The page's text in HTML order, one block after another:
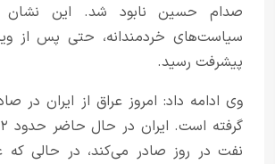
صدام حسین نابود شد. این نشان
سیاست‌های خردمندانه، حتی پس از
پیشرفت رسید.
وی ادامه داد: امروز عراق از ایران در